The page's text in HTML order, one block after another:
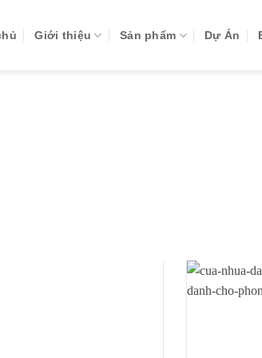
Giới thiệu Sản phẩm Dự Án